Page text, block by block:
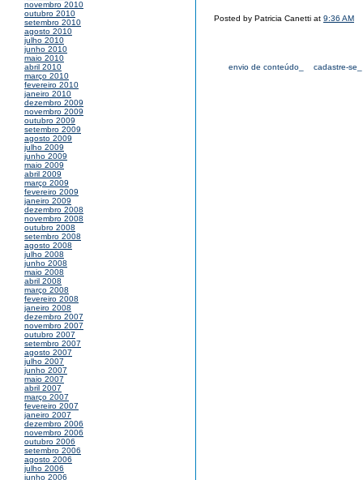
novembro 2010
outubro 2010
setembro 2010
agosto 2010
julho 2010
junho 2010
maio 2010
abril 2010
março 2010
fevereiro 2010
janeiro 2010
dezembro 2009
novembro 2009
outubro 2009
setembro 2009
agosto 2009
julho 2009
junho 2009
maio 2009
abril 2009
março 2009
fevereiro 2009
janeiro 2009
dezembro 2008
novembro 2008
outubro 2008
setembro 2008
agosto 2008
julho 2008
junho 2008
maio 2008
abril 2008
março 2008
fevereiro 2008
janeiro 2008
dezembro 2007
novembro 2007
outubro 2007
setembro 2007
agosto 2007
julho 2007
junho 2007
maio 2007
abril 2007
março 2007
fevereiro 2007
janeiro 2007
dezembro 2006
novembro 2006
outubro 2006
setembro 2006
agosto 2006
julho 2006
junho 2006
Posted by Patricia Canetti at 9:36 AM
envio de conteúdo_ cadastre-se_